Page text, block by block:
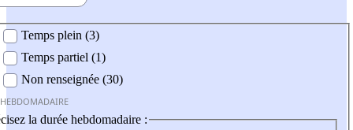
Temps plein (3)
Temps partiel (1)
Non renseignée (30)
la durée hebdomadaire :